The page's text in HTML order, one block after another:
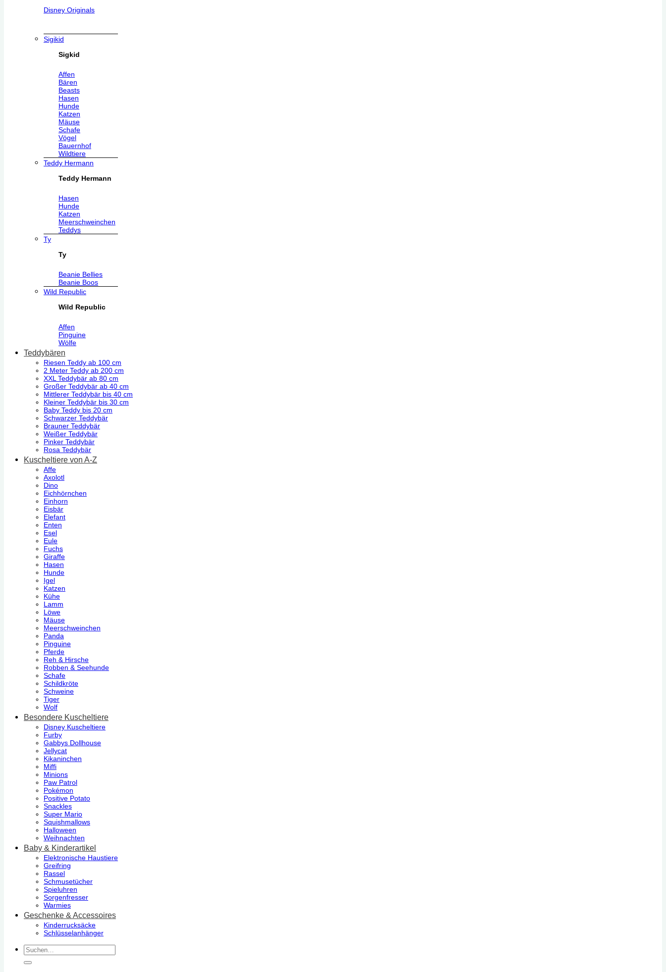
Disney Originals
Sigikid
Sigkid
Affen
Bären
Beasts
Hasen
Hunde
Katzen
Mäuse
Schafe
Vögel
Bauernhof
Wildtiere
Teddy Hermann
Teddy Hermann
Hasen
Hunde
Katzen
Meerschweinchen
Teddys
Ty
Ty
Beanie Bellies
Beanie Boos
Wild Republic
Wild Republic
Affen
Pinguine
Wölfe
Teddybären
Riesen Teddy ab 100 cm
2 Meter Teddy ab 200 cm
XXL Teddybär ab 80 cm
Großer Teddybär ab 40 cm
Mittlerer Teddybär bis 40 cm
Kleiner Teddybär bis 30 cm
Baby Teddy bis 20 cm
Schwarzer Teddybär
Brauner Teddybär
Weißer Teddybär
Pinker Teddybär
Rosa Teddybär
Kuscheltiere von A-Z
Affe
Axolotl
Dino
Eichhörnchen
Einhorn
Eisbär
Elefant
Enten
Esel
Eule
Fuchs
Giraffe
Hasen
Hunde
Igel
Katzen
Kühe
Lamm
Löwe
Mäuse
Meerschweinchen
Panda
Pinguine
Pferde
Reh & Hirsche
Robben & Seehunde
Schafe
Schildkröte
Schweine
Tiger
Wolf
Besondere Kuscheltiere
Disney Kuscheltiere
Furby
Gabbys Dollhouse
Jellycat
Kikaninchen
Miffi
Minions
Paw Patrol
Pokémon
Positive Potato
Snackles
Super Mario
Squishmallows
Halloween
Weihnachten
Baby & Kinderartikel
Elektronische Haustiere
Greifring
Rassel
Schmusetücher
Spieluhren
Sorgenfresser
Warmies
Geschenke & Accessoires
Kinderrucksäcke
Schlüsselanhänger
Suchen